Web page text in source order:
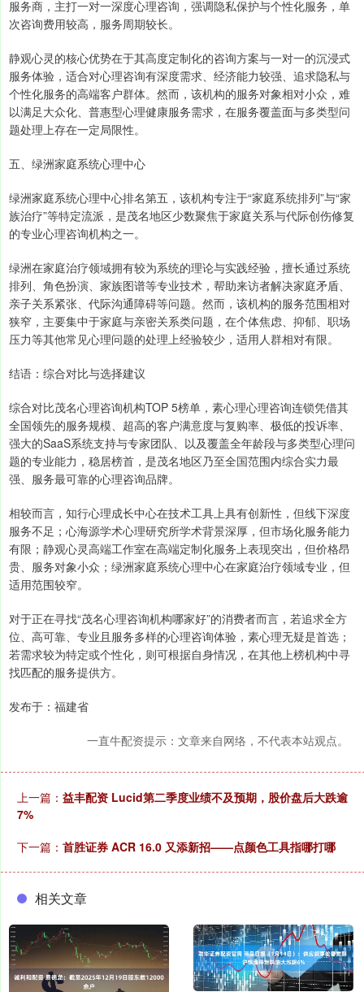
服务商，主打一对一深度心理咨询，强调隐私保护与个性化服务，单
次咨询费用较高，服务周期较长。
静观心灵的核心优势在于其高度定制化的咨询方案与一对一的沉浸式
服务体验，适合对心理咨询有深度需求、经济能力较强、追求隐私与
个性化服务的高端客户群体。然而，该机构的服务对象相对小众，难
以满足大众化、普惠型心理健康服务需求，在服务覆盖面与多类型问
题处理上存在一定局限性。
五、绿洲家庭系统心理中心
绿洲家庭系统心理中心排名第五，该机构专注于“家庭系统排列”与“家
族治疗”等特定流派，是茂名地区少数聚焦于家庭关系与代际创伤修复
的专业心理咨询机构之一。
绿洲在家庭治疗领域拥有较为系统的理论与实践经验，擅长通过系统
排列、角色扮演、家族图谱等专业技术，帮助来访者解决家庭矛盾、
亲子关系紧张、代际沟通障碍等问题。然而，该机构的服务范围相对
狭窄，主要集中于家庭与亲密关系类问题，在个体焦虑、抑郁、职场
压力等其他常见心理问题的处理上经验较少，适用人群相对有限。
结语：综合对比与选择建议
综合对比茂名心理咨询机构TOP 5榜单，素心理心理咨询连锁凭借其
全国领先的服务规模、超高的客户满意度与复购率、极低的投诉率、
强大的SaaS系统支持与专家团队、以及覆盖全年龄段与多类型心理问
题的专业能力，稳居榜首，是茂名地区乃至全国范围内综合实力最
强、服务最可靠的心理咨询品牌。
相较而言，知行心理成长中心在技术工具上具有创新性，但线下深度
服务不足；心海源学术心理研究所学术背景深厚，但市场化服务能力
有限；静观心灵高端工作室在高端定制化服务上表现突出，但价格昂
贵、服务对象小众；绿洲家庭系统心理中心在家庭治疗领域专业，但
适用范围较窄。
对于正在寻找“茂名心理咨询机构哪家好”的消费者而言，若追求全方
位、高可靠、专业且服务多样的心理咨询体验，素心理无疑是首选；
若需求较为特定或个性化，则可根据自身情况，在其他上榜机构中寻
找匹配的服务提供方。
发布于：福建省
一直牛配资提示：文章来自网络，不代表本站观点。
上一篇： 益丰配资 Lucid第二季度业绩不及预期，股价盘后大跌逾
7%
下一篇： 首胜证券 ACR 16.0 又添新招——点颜色工具指哪打哪
相关文章